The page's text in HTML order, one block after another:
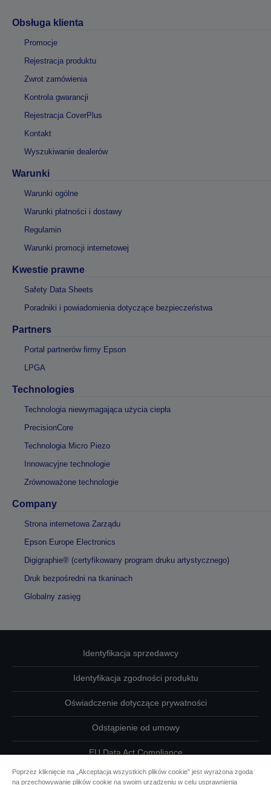
Obsługa klienta
Promocje
Rejestracja produktu
Zwrot zamówienia
Kontrola gwarancji
Rejestracja CoverPlus
Kontakt
Wyszukiwanie dealerów
Warunki
Warunki ogólne
Warunki płatności i dostawy
Regulamin
Warunki promocji internetowej
Kwestie prawne
Safety Data Sheets
Poradniki i powiadomienia dotyczące bezpieczeństwa
Partners
Portal partnerów firmy Epson
LPGA
Technologies
Technologia niewymagająca użycia ciepła
PrecisionCore
Technologia Micro Piezo
Innowacyjne technologie
Zrównoważone technologie
Company
Strona internetowa Zarządu
Epson Europe Electronics
Digigraphie® (certyfikowany program druku artystycznego)
Druk bezpośredni na tkaninach
Globalny zasięg
Identyfikacja sprzedawcy
Identyfikacja zgodności produktu
Oświadczenie dotyczące prywatności
Odstąpienie od umowy
EU Data Act Compliance
Skontaktuj się z nami w sprawie swoich danych
Poprzez kliknięcie na „Akceptacja wszystkich plików cookie” jest wyrażona zgoda
na przechowywanie plików cookie na swoim urządzeniu w celu usprawnienia